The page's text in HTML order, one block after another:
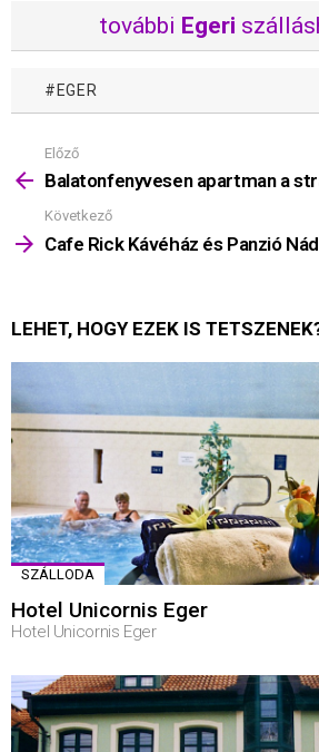
további Egeri
EGER
Mutass
többet
Előző
Balatonfenyvesen apartman a
Következő
Cafe Rick Kávéház és Panzió
LEHET, HOGY EZEK IS
SZÁLLODA
Hotel Unicornis Eger
Hotel Unicornis Eger